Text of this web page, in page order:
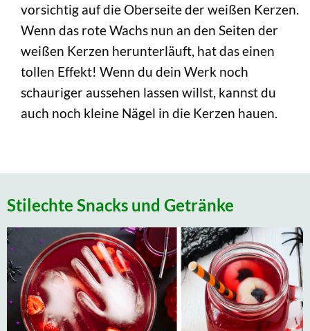
vorsichtig auf die Oberseite der weißen Kerzen.
Wenn das rote Wachs nun an den Seiten der
weißen Kerzen herunterläuft, hat das einen
tollen Effekt! Wenn du dein Werk noch
schauriger aussehen lassen willst, kannst du
auch noch kleine Nägel in die Kerzen hauen.
Stilechte Snacks und Getränke